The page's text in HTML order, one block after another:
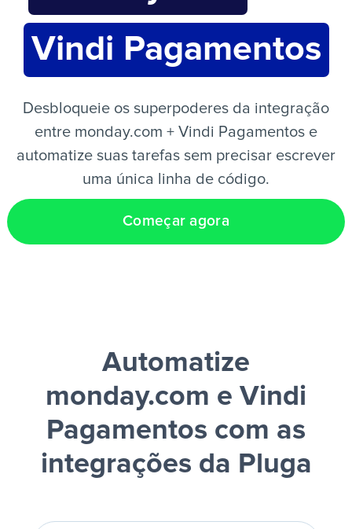
PT
Vindi Pagamentos
Desbloqueie os superpoderes da integração
entre monday.com + Vindi Pagamentos e
automatize suas tarefas sem precisar escrever
uma única linha de código.
Começar agora
Automatize
monday.com e Vindi
Pagamentos com as
integrações da Pluga